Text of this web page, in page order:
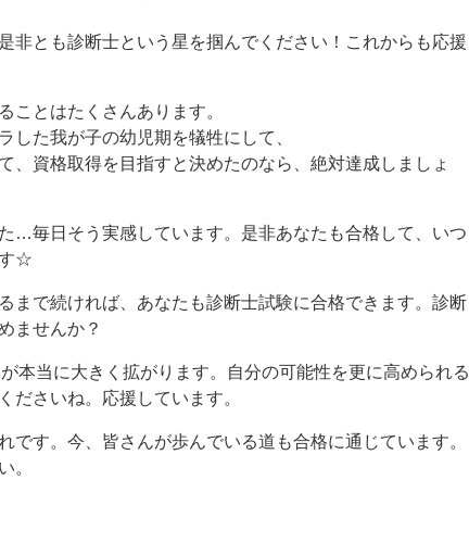
非とも診断士という星を掴んでください！これからも応援
ことはたくさんあります。
した我が子の幼児期を犠牲にして、
、資格取得を目指すと決めたのなら、絶対達成しましょ
…毎日そう実感しています。是非あなたも合格して、いつ
す☆
まで続ければ、あなたも診断士試験に合格できます。診断
ませんか？
本当に大きく拡がります。自分の可能性を更に高められる
ださいね。応援しています。
です。今、皆さんが歩んでいる道も合格に通じています。
。